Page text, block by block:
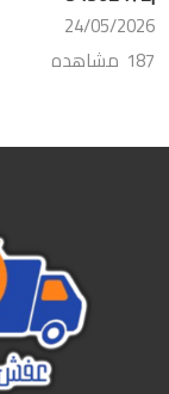
24/05/2026
187 مشاهده